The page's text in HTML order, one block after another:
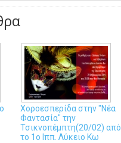
Χοροεσπερίδα στην "Νέα
Φαντασία" την
Τσικνοπέμπτη(20/02) από
το 1ο Ιππ. Λύκειο Κω